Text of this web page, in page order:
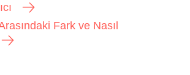
Fark ve Nasıl